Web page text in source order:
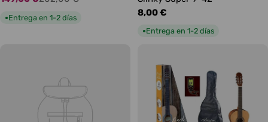
de
habitual
●Entrega en 1-2 días
Precio
habitual
8,00 €
●Entrega en 1-2 días